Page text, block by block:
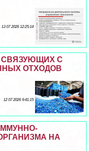
13 07 2026 12:25:14
С
ОТХОДОВ
12 07 2026 9:41:15
НА